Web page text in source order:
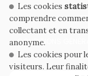
CONDITIONS
Les cookies
comprendre
collectant et en
anonyme.
Les cookies pour
visiteurs. Leur